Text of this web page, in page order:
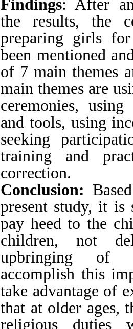
Findings: After
the results, the
preparing girls
been mentioned
of 7 main themes
main themes are
ceremonies,
and tools, using
seeking
training and
correction.
Conclusion:
present study, it is
pay heed to the
children, not
upbringing of
accomplish this
take advantage of
that at older ages,
religious duties